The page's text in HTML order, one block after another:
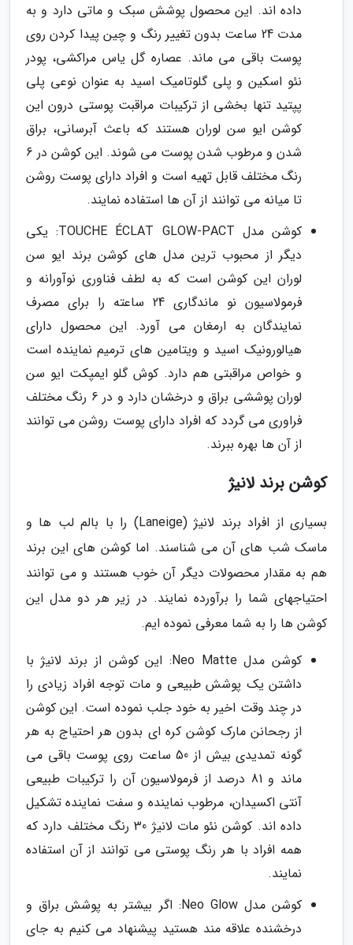
داده اند. این محصول پوشش سبک و ماتی دارد و به
مدت 24 ساعت بدون تغییر رنگ و چین پیدا کردن روی
پوست باقی می ماند. عصاره گل یاس مراکشی، پودر
نئو اسکین و پلی گلوتامیک اسید به عنوان نوعی پلی
پپتید تنها بخشی از ترکیبات مراقبت پوستی درون این
کوشن ایو سن لوران هستند که باعث آبرسانی، براق
شدن و مرطوب شدن پوست می شوند. این کوشن در 6
رنگ مختلف قابل تهیه است و افراد دارای پوست روشن
تا میانه می توانند از آن ها استفاده نمایند.
کوشن مدل TOUCHE ÉCLAT GLOW-PACT: یکی
دیگر از محبوب ترین مدل های کوشن برند ایو سن
لوران این کوشن است که به لطف فناوری نوآورانه و
فرمولاسیون نو ماندگاری 24 ساعته را برای مصرف
نمایندگان به ارمغان می آورد. این محصول دارای
هیالورونیک اسید و ویتامین های ترمیم نماینده است
و خواص مراقبتی هم دارد. کوش گلو ایمپکت ایو سن
لوران پوششی براق و درخشان دارد و در 6 رنگ مختلف
فراوری می گردد که افراد دارای پوست روشن می توانند
از آن ها بهره ببرند.
کوشن برند لانیژ
بسیاری از افراد برند لانیژ (Laneige) را با بالم لب ها و
ماسک شب های آن می شناسند. اما کوشن های این برند
هم به مقدار محصولات دیگر آن خوب هستند و می توانند
احتیاجهای شما را برآورده نمایند. در زیر هر دو مدل این
کوشن ها را به شما معرفی نموده ایم.
کوشن مدل Neo Matte: این کوشن از برند لانیژ با
داشتن یک پوشش طبیعی و مات توجه افراد زیادی را
در چند وقت اخیر به خود جلب نموده است. این کوشن
از رجحانن مارک کوشن کره ای بدون هر احتیاج به هر
گونه تمدیدی بیش از 50 ساعت روی پوست باقی می
ماند و 81 درصد از فرمولاسیون آن را ترکیبات طبیعی
آنتی اکسیدان، مرطوب نماینده و سفت نماینده تشکیل
داده اند. کوشن نئو مات لانیژ 30 رنگ مختلف دارد که
همه افراد با هر رنگ پوستی می توانند از آن استفاده
نمایند.
کوشن مدل Neo Glow: اگر بیشتر به پوشش براق و
درخشنده علاقه مند هستید پیشنهاد می کنیم به جای